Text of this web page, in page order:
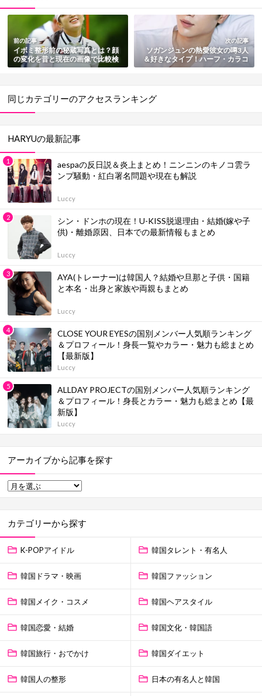
前の記事
イボミ整形前の秘蔵写真とは？顔
の変化を昔と現在の画像で比較検
証
次の記事
ソガンジュンの熱愛彼女の噂3人
＆好きなタイプ！ハーフ・カラコ
ン疑惑も紹介
同じカテゴリーのアクセスランキング
HARYUの最新記事
aespaの反日説＆炎上まとめ！ニンニンのキノコ雲ラ
ンプ騒動・紅白署名問題や現在も解説
Luccy
シン・ドンホの現在！U-KISS脱退理由・結婚(嫁や子
供)・離婚原因、日本での最新情報もまとめ
Luccy
AYA(トレーナー)は韓国人？結婚や旦那と子供・国籍
と本名・出身と家族や両親もまとめ
Luccy
CLOSE YOUR EYESの国別メンバー人気順ランキング
＆プロフィール！身長一覧やカラー・魅力も総まとめ
【最新版】
Luccy
ALLDAY PROJECTの国別メンバー人気順ランキング
＆プロフィール！身長とカラー・魅力も総まとめ【最
新版】
Luccy
アーカイブから記事を探す
カテゴリーから探す
K-POPアイドル 韓国タレント・有名人
韓国ドラマ・映画 韓国ファッション
韓国メイク・コスメ 韓国ヘアスタイル
韓国恋愛・結婚 韓国文化・韓国語
韓国旅行・おでかけ 韓国ダイエット
韓国人の整形 日本の有名人と韓国